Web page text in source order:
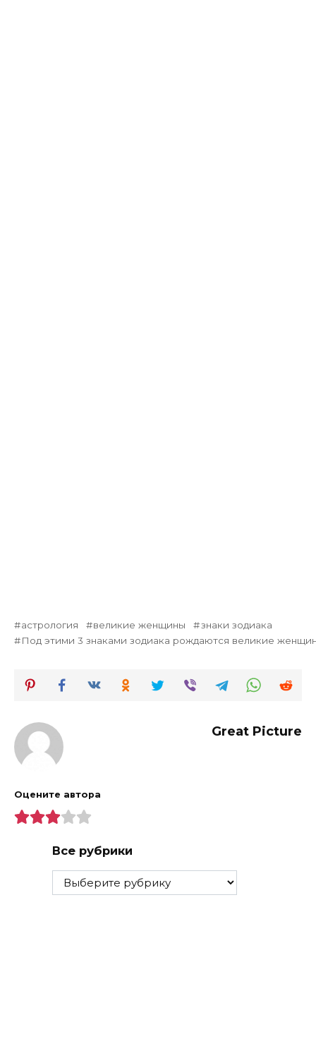
астрология великие женщины
знаки зодиака
Под этими 3 знаками зодиака рождаются великие
Great Picture
Оцените автора
Все рубрики
Все
рубрики